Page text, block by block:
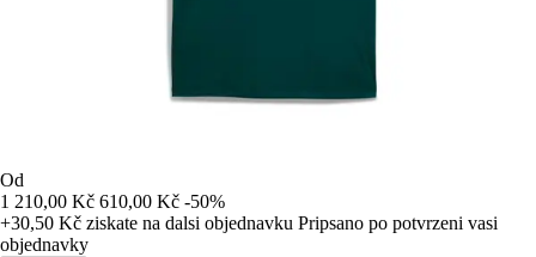
Od
1 210,00 Kč 610,00 Kč -50%
+30,50 Kč ziskate na dalsi objednavku Pripsano po potvrzeni vasi
objednavky